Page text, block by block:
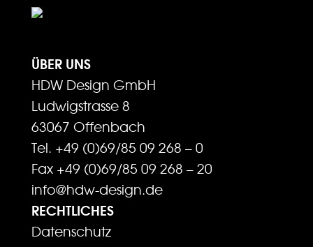
ÜBER UNS
HDW Design GmbH
Ludwigstrasse 8
63067 Offenbach
Tel. +49 (0)69/85 09 268 – 0
Fax +49 (0)69/85 09 268 – 20
info@hdw-design.de
RECHTLICHES
Datenschutz